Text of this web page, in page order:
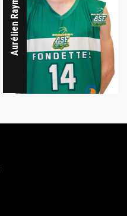
Aurélien Raymond